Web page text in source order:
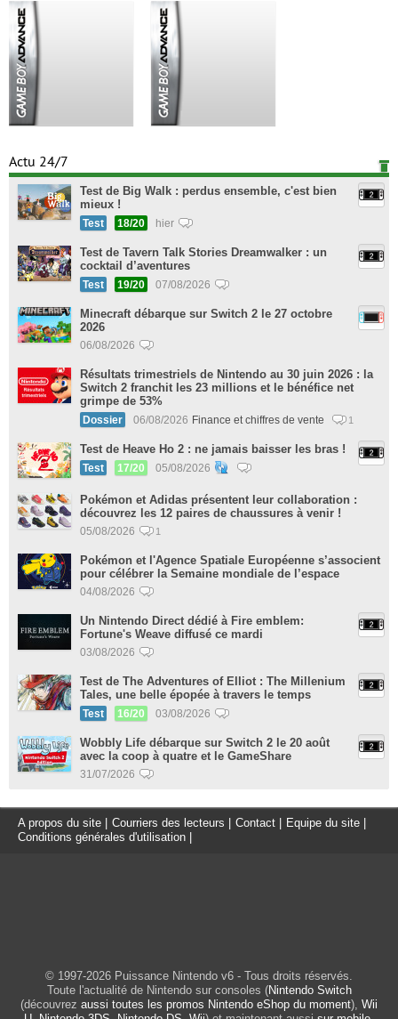
Actu 24/7
Test de Big Walk : perdus ensemble, c'est bien
mieux !
Test 18/20 hier
Test de Tavern Talk Stories Dreamwalker : un
cocktail d’aventures
Test 19/20 07/08/2026
Minecraft débarque sur Switch 2 le 27 octobre
2026
06/08/2026
Résultats trimestriels de Nintendo au 30 juin 2026 : la
Switch 2 franchit les 23 millions et le bénéfice net
grimpe de 53%
Dossier 06/08/2026 Finance et chiffres de vente 1
Test de Heave Ho 2 : ne jamais baisser les bras !
Test 17/20 05/08/2026
Pokémon et Adidas présentent leur collaboration :
découvrez les 12 paires de chaussures à venir !
05/08/2026 1
Pokémon et l'Agence Spatiale Européenne s’associent
pour célébrer la Semaine mondiale de l’espace
04/08/2026
Un Nintendo Direct dédié à Fire emblem:
Fortune's Weave diffusé ce mardi
03/08/2026
Test de The Adventures of Elliot : The Millenium
Tales, une belle épopée à travers le temps
Test 16/20 03/08/2026
Wobbly Life débarque sur Switch 2 le 20 août
avec la coop à quatre et le GameShare
31/07/2026
A propos du site Courriers des lecteurs Contact Equipe du site
Conditions générales d'utilisation
© 1997-2026 Puissance Nintendo v6 - Tous droits réservés.
Toute l'actualité de Nintendo sur consoles (Nintendo Switch
(découvrez aussi toutes les promos Nintendo eShop du moment), Wii